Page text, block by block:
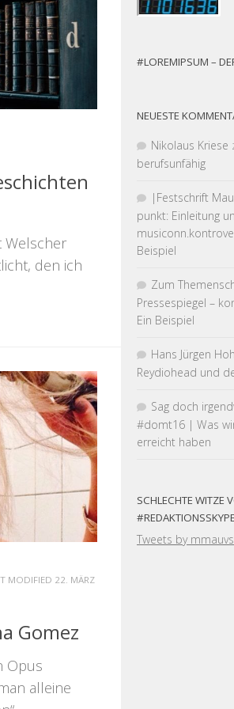
Welscher
den ich
MODIFIED 22. MÄRZ
Gomez
Opus
alleine
#LOREMIPSUM –
NEUESTE
Nikolaus Kriese
berufsunfähig
|Fest­schrift
punkt: Einleitung
Beispiel
Zum
Pressespiegel –
Ein Beispiel
Hans Jürgen
Reydiohead und
Sag doch
#domt16 | Was
erreicht haben
SCHLECHTE WITZE
Tweets by mmauvs